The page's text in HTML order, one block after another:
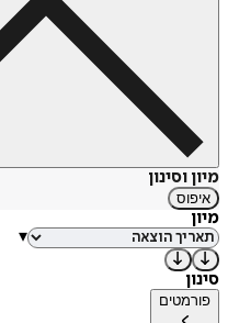
מיון וסינון
איפוס
מיון
▾
סינון
פורמטים